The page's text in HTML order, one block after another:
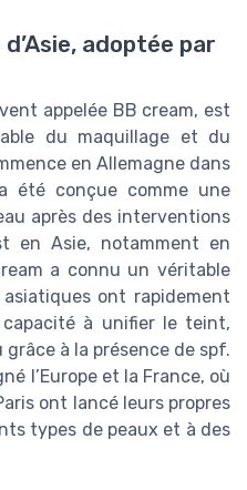
adoptée par
appelée BB cream, est
du maquillage et du
en Allemagne dans
été conçue comme une
après des interventions
en Asie, notamment en
a connu un véritable
ont rapidement
à unifier le teint,
à la présence de spf.
l’Europe et la France, où
ont lancé leurs propres
types de peaux et à des